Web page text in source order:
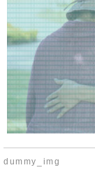
dummy_img